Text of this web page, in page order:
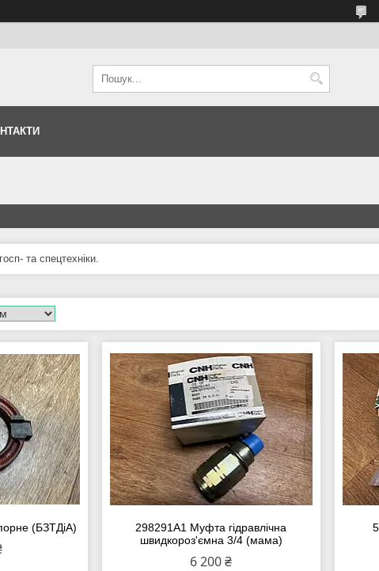
та спецтехніки.
(БЗТДіА)
298291A1 Муфта гідравлічна
швидкороз'ємна 3/4 (мама)
6 200 ₴